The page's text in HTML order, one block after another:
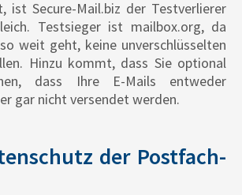
ist Secure-Mail.biz der Testverlierer
Testsieger ist mailbox.org, da
weit geht, keine unverschlüsselten
Hinzu kommt, dass Sie optional
dass Ihre E-Mails entweder
gar nicht versendet werden.
der Postfach-